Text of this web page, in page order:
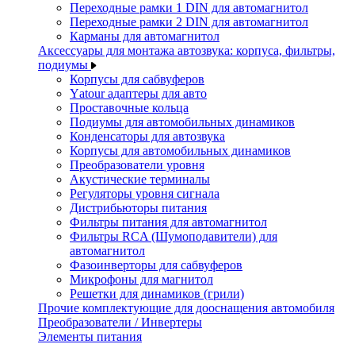
Переходные рамки 1 DIN для автомагнитол
Переходные рамки 2 DIN для автомагнитол
Карманы для автомагнитол
Аксессуары для монтажа автозвука: корпуса, фильтры,
подиумы
Корпусы для сабвуферов
Yаtour адаптеры для авто
Проставочные кольца
Подиумы для автомобильных динамиков
Конденсаторы для автозвука
Корпусы для автомобильных динамиков
Преобразователи уровня
Акустические терминалы
Регуляторы уровня сигнала
Дистрибьюторы питания
Фильтры питания для автомагнитол
Фильтры RCA (Шумоподавители) для
автомагнитол
Фазоинверторы для сабвуферов
Микрофоны для магнитол
Решетки для динамиков (грили)
Прочие комплектующие для дооснащения автомобиля
Преобразователи / Инвертеры
Элементы питания